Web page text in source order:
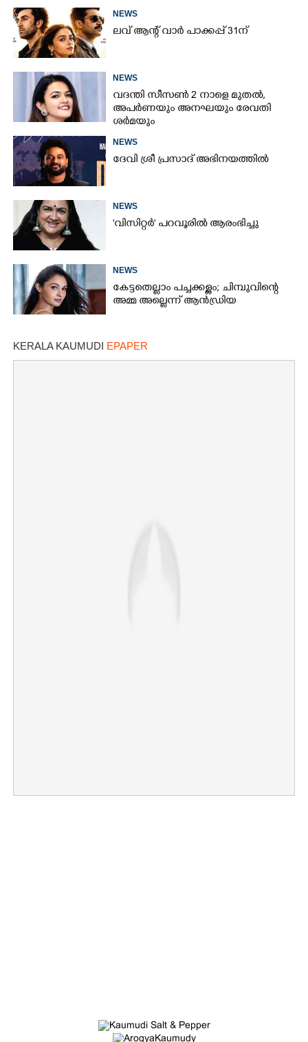
NEWS
ലവ് ആന്റ് വാർ പാക്കപ്പ് 31ന്
NEWS
വദന്തി സീസൺ 2 നാളെ മുതൽ,
അപർണയും അനഘയും രേവതി
ശർമയും
NEWS
ദേവി ശ്രീ പ്രസാദ് അഭിനയത്തിൽ
NEWS
'വിസിറ്റർ' പറവൂരിൽ ആരംഭിച്ചു
NEWS
കേട്ടതെല്ലാം പച്ചക്കള്ളം; ചിമ്പുവിന്റെ
അമ്മ അല്ലെന്ന് ആൻഡ്രിയ
KERALA KAUMUDI EPAPER